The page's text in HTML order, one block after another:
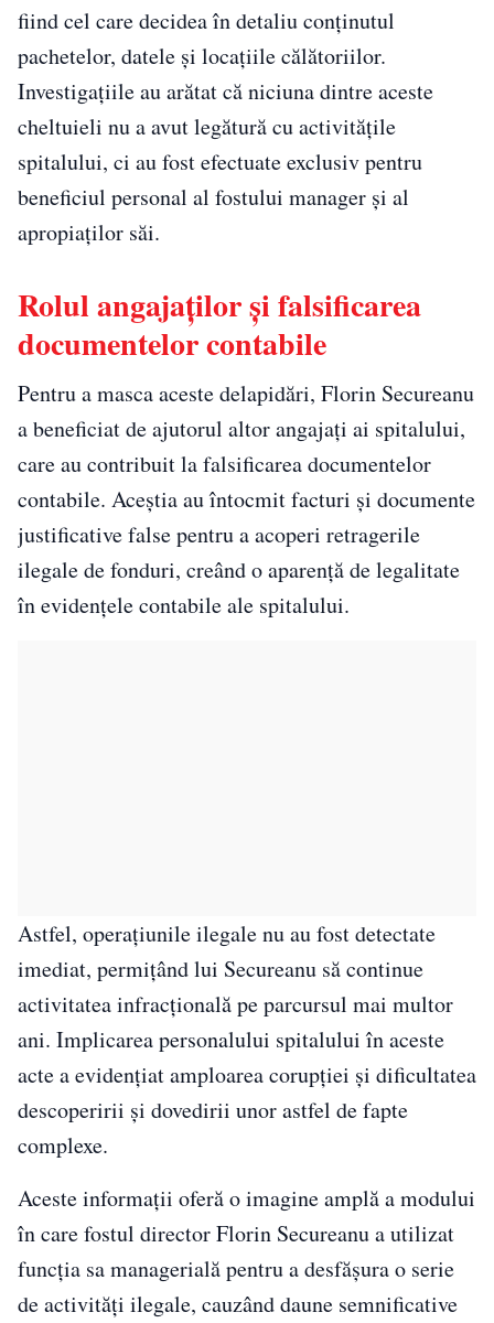
fiind cel care decidea în detaliu conținutul
pachetelor, datele și locațiile călătoriilor.
Investigațiile au arătat că niciuna dintre aceste
cheltuieli nu a avut legătură cu activitățile
spitalului, ci au fost efectuate exclusiv pentru
beneficiul personal al fostului manager și al
apropiaților săi.
Rolul angajaților și falsificarea
documentelor contabile
Pentru a masca aceste delapidări, Florin Secureanu
a beneficiat de ajutorul altor angajați ai spitalului,
care au contribuit la falsificarea documentelor
contabile. Aceștia au întocmit facturi și documente
justificative false pentru a acoperi retragerile
ilegale de fonduri, creând o aparență de legalitate
în evidențele contabile ale spitalului.
Astfel, operațiunile ilegale nu au fost detectate
imediat, permițând lui Secureanu să continue
activitatea infracțională pe parcursul mai multor
ani. Implicarea personalului spitalului în aceste
acte a evidențiat amploarea corupției și dificultatea
descoperirii și dovedirii unor astfel de fapte
complexe.
Aceste informații oferă o imagine amplă a modului
în care fostul director Florin Secureanu a utilizat
funcția sa managerială pentru a desfășura o serie
de activități ilegale, cauzând daune semnificative